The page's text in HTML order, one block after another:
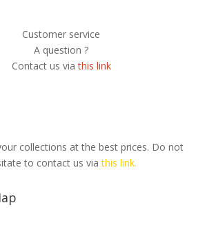
Customer service
A question ?
Contact us viathis link
collections at the best prices. Do not
to contact us viathis link.